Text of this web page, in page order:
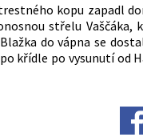
kopu zapadl
střelu Vaščáka,
do vápna se
křídle po vysunutí od